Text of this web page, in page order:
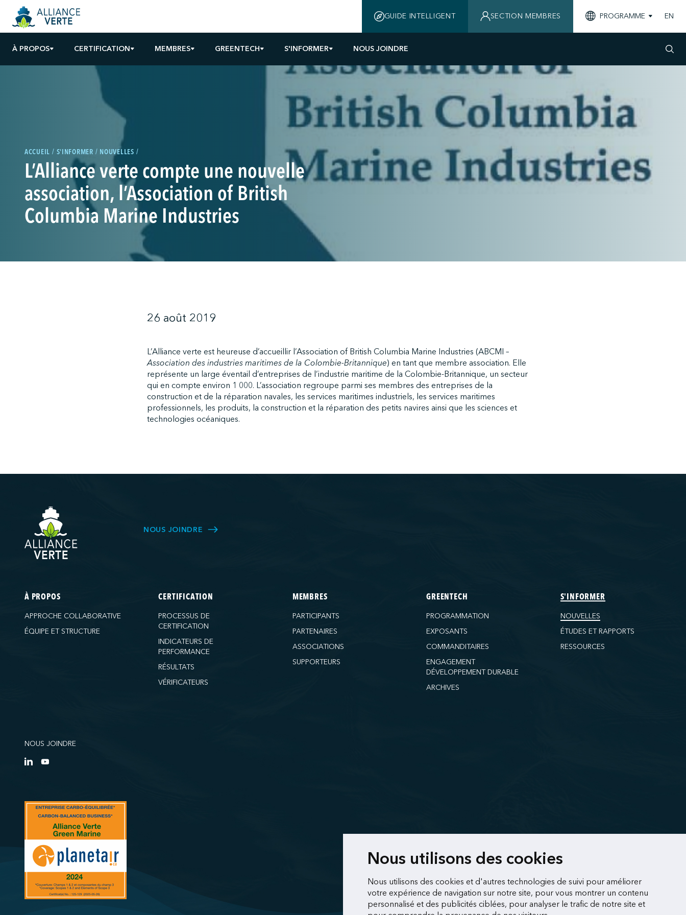
Nous utilisons des cookies
Nous utilisons des cookies et d'autres technologies de suivi pour améliorer
votre expérience de navigation sur notre site, pour vous montrer un contenu
personnalisé et des publicités ciblées, pour analyser le trafic de notre site et
À PROPOS CERTIFICATION MEMBRES GREENTECH S'INFORMER NOUS JOINDRE
GUIDE INTELLIGENT SECTION MEMBRES PROGRAMME EN
ACCUEIL S'INFORMER NOUVELLES
L’Alliance verte compte une nouvelle
association, l’Association of British
Columbia Marine Industries
26 août 2019
L’Alliance verte est heureuse d’accueillir l’Association of British Columbia Marine Industries (ABCMI –
Association des industries maritimes de la Colombie-Britannique) en tant que membre association. Elle
représente un large éventail d’entreprises de l’industrie maritime de la Colombie-Britannique, un secteur
qui en compte environ 1 000. L’association regroupe parmi ses membres des entreprises de la
construction et de la réparation navales, les services maritimes industriels, les services maritimes
professionnels, les produits, la construction et la réparation des petits navires ainsi que les sciences et
technologies océaniques.
NOUS JOINDRE
À PROPOS
APPROCHE COLLABORATIVE
ÉQUIPE ET STRUCTURE
CERTIFICATION
PROCESSUS DE
CERTIFICATION
INDICATEURS DE
PERFORMANCE
RÉSULTATS
VÉRIFICATEURS
MEMBRES
PARTICIPANTS
PARTENAIRES
ASSOCIATIONS
SUPPORTEURS
GREENTECH
PROGRAMMATION
EXPOSANTS
COMMANDITAIRES
ENGAGEMENT
DÉVELOPPEMENT DURABLE
ARCHIVES
S'INFORMER
NOUVELLES
ÉTUDES ET RAPPORTS
RESSOURCES
NOUS JOINDRE